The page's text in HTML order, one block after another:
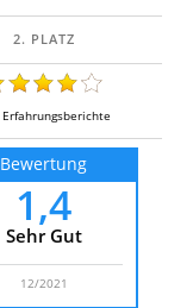
Erfahrungsberichte
Bewertung
1,4
Sehr Gut
12/2021